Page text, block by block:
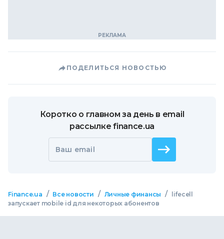
ПОДЕЛИТЬСЯ НОВОСТЬЮ
Коротко о главном за день в email
рассылке finance.ua
Ваш email
Finance.ua / Все новости / Личные финансы /
lifecell
запускает mobile id для некоторых абонентов